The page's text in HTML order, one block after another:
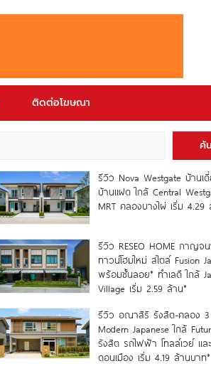
ติดต่อโฆษณา
ค้
รีวิว Nova Westgate บ้านเ
บ้านแฝด ใกล้ Central
MRT คลองบางไผ่ เริ่ม 4.29
รีวิว RESEO HOME กาญจน
ทาวน์โฮมใหม่ สไตล์ Fusion
พร้อมชั้นลอย* ทำเลดี ใกล้
Village เริ่ม 2.59 ล้าน*
รีวิว อณาสิริ รังสิต-คลอง 3
Modern Japanese ใกล้
รังสิต รถไฟฟ้า โทลล์เวย์ แล
ดอนเมือง เริ่ม 4.19 ล้านบาท*